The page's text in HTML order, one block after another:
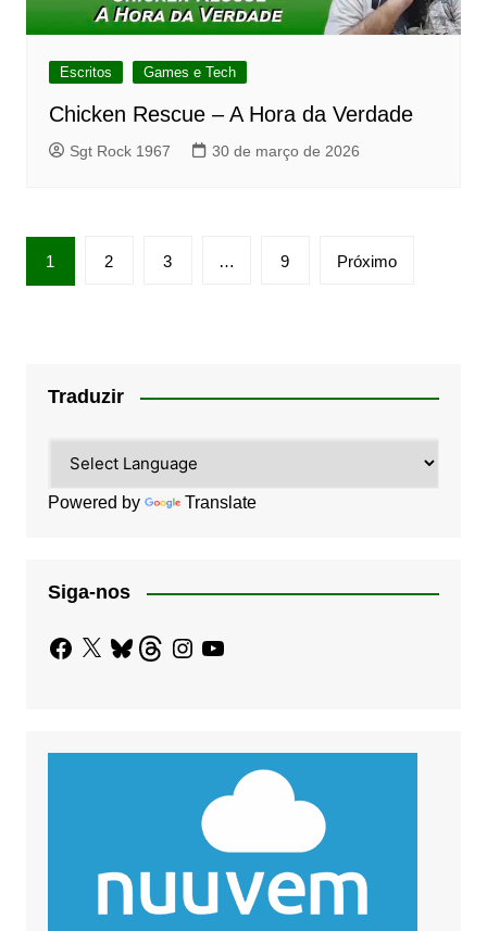
Escritos Games e Tech
Chicken Rescue – A Hora da Verdade
Sgt Rock 1967 30 de março de 2026
Paginação
de
1 2 3 … 9 Próximo
Traduzir
Powered by Translate
Siga-nos
Facebook
X BlueskyThreadsInstagram
YouTube